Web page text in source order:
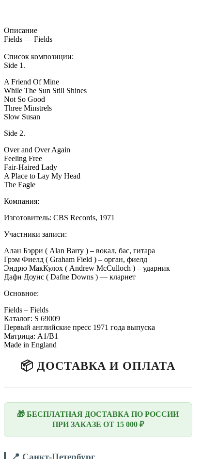
Описание
Fields — Fields
Список композиции:
Side 1.
A Friend Of Mine
While The Sun Still Shines
Not So Good
Three Minstrels
Slow Susan
Side 2.
Over and Over Again
Feeling Free
Fair-Haired Lady
A Place to Lay My Head
The Eagle
Компания:
Изготовитель: CBS Records, 1971
Участники записи:
Алан Бэрри ( Alan Barry ) – вокал, бас, гитара
Грэм Фиелд ( Graham Field ) – орган, фиелд
Эндрю МакКулох ( Andrew McCulloch ) – ударник
Дафн Доунс ( Dafne Downs ) — кларнет
Основное:
Fields – Fields
Каталог: S 69009
Первый английские пресс 1971 года выпуска
Матрица: A1/B1
Made in England
📦 ДОСТАВКА И ОПЛАТА
🎁 БЕСПЛАТНАЯ ДОСТАВКА ПО РОССИИ
ПРИ ЗАКАЗЕ ОТ 15 000 ₽